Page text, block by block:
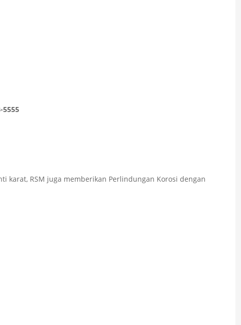
5555
karat, RSM juga memberikan Perlindungan Korosi dengan